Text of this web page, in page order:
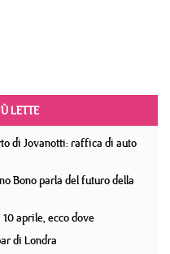
LETTE
di Jovanotti: raffica di auto
Bono parla del futuro della
aprile, ecco dove
di Londra